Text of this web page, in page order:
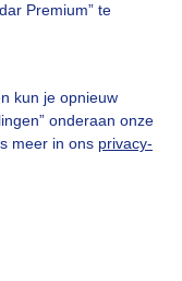
Premium” te
kun je opnieuw
onderaan onze
meer in ons privacy-